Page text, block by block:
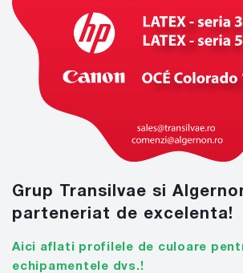
Grup Transilvae si
parteneriat de excelenta!
Aici aflati profilele de culoare
echipamentele dvs.!